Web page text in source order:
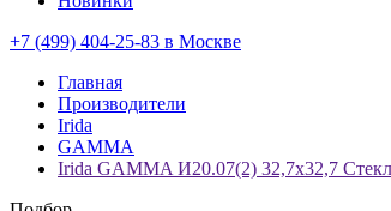
+7 (499) 404-25-83 в Москве
Главная
Производители
Irida
GAMMA
Irida GAMMA И20.07(2) 32,7x32,7